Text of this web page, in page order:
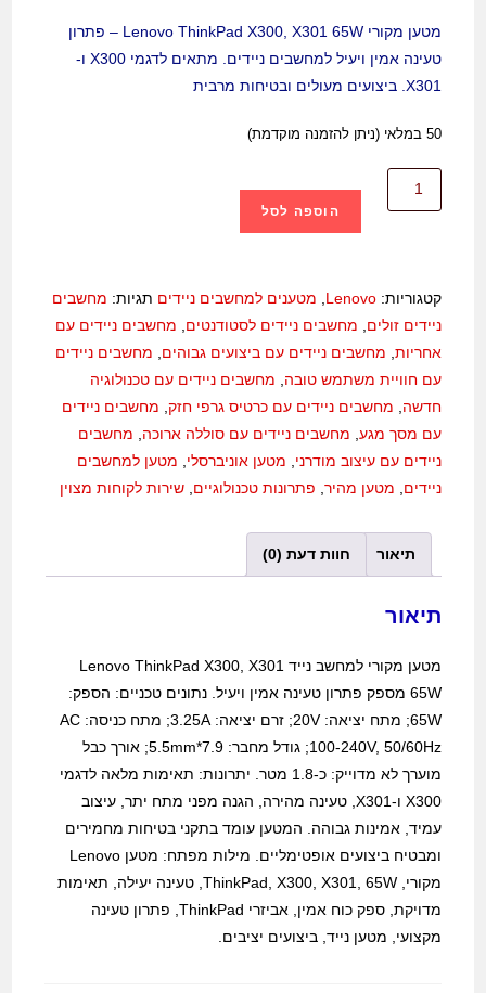
מטען מקורי Lenovo ThinkPad X300, X301 65W – פתרון
טעינה אמין ויעיל למחשבים ניידים. מתאים לדגמי X300 ו-
X301. ביצועים מעולים ובטיחות מרבית
50 במלאי (ניתן להזמנה מוקדמת)
הוספה לסל
קטגוריות:Lenovo מטענים למחשבים ניידים תגיות: מחשבים
ניידים זולים
מחשבים ניידים לסטודנטים
מחשבים ניידים עם
אחריות מחשבים ניידים עם ביצועים גבוהים
מחשבים ניידים
עם חוויית משתמש טובה
מחשבים ניידים עם טכנולוגיה
חדשה
מחשבים ניידים עם כרטיס גרפי חזק מחשבים ניידים
עם מסך מגע מחשבים ניידים עם סוללה ארוכה
מחשבים
ניידים עם עיצוב מודרני
מטען אוניברסלי
מטען למחשבים
ניידים
מטען מהיר פתרונות טכנולוגיים ,שירות לקוחות מצוין
תיאור חוות דעת (0)
תיאור
מטען מקורי למחשב נייד Lenovo ThinkPad X300, X301
65W מספק פתרון טעינה אמין ויעיל. נתונים טכניים: הספק:
65W; מתח יציאה: 20V; זרם יציאה: 3.25A; מתח כניסה: AC
100-240V, 50/60Hz; גודל מחבר: 7.9*5.5mm; אורך כבל
מוערך לא מדוייק: כ-1.8 מטר. יתרונות: תאימות מלאה לדגמי
X300 ו-X301, טעינה מהירה, הגנה מפני מתח יתר, עיצוב
עמיד, אמינות גבוהה. המטען עומד בתקני בטיחות מחמירים
ומבטיח ביצועים אופטימליים. מילות מפתח: מטען Lenovo
מקורי, ThinkPad, X300, X301, 65W, טעינה יעילה, תאימות
מדויקת, ספק כוח אמין, אביזרי ThinkPad, פתרון טעינה
מקצועי, מטען נייד, ביצועים יציבים.